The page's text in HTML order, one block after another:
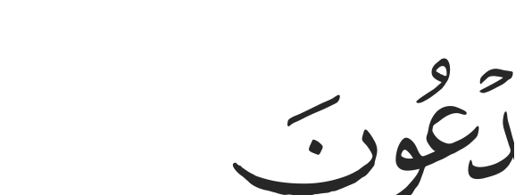
من قبل هاذا او اثارة من علم ان كنتم صادقين ٤
بِكِتَـٰبٍۢ مِّن قَبْلِ هَـٰذَآ أَوْ أَثَـٰرَةٍۢ مِّنْ عِلْمٍ إِن كُنتُمْ صَـٰدِقِينَ ٤